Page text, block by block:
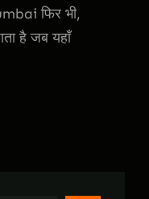
फिर भी,
है जब यहाँ